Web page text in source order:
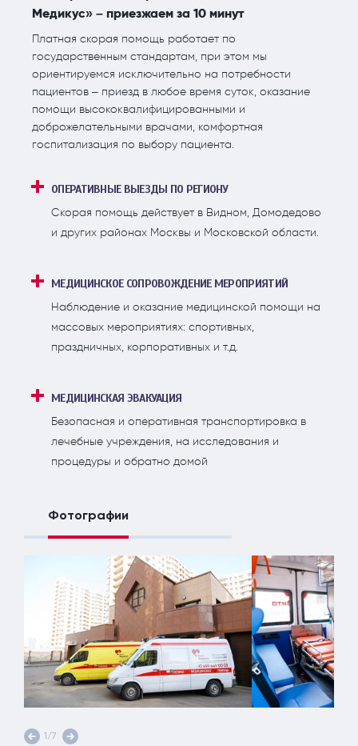
Медикус» – приезжаем за 10 минут
Платная скорая помощь работает по
государственным стандартам, при этом мы
ориентируемся исключительно на потребности
пациентов – приезд в любое время суток, оказание
помощи высококвалифицированными и
доброжелательными врачами, комфортная
госпитализация по выбору пациента.
ОПЕРАТИВНЫЕ ВЫЕЗДЫ ПО РЕГИОНУ
Скорая помощь действует в Видном, Домодедово
и других районах Москвы и Московской области.
МЕДИЦИНСКОЕ СОПРОВОЖДЕНИЕ МЕРОПРИЯТИЙ
Наблюдение и оказание медицинской помощи на
массовых мероприятиях: спортивных,
праздничных, корпоративных и т.д.
МЕДИЦИНСКАЯ ЭВАКУАЦИЯ
Безопасная и оперативная транспортировка в
лечебные учреждения, на исследования и
процедуры и обратно домой
Фотографии
1/7